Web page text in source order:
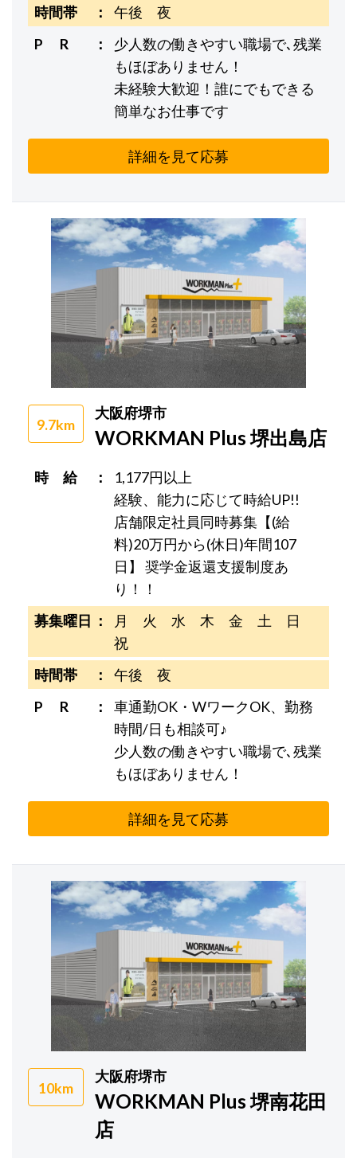
時間帯
午後 夜
P R
少人数の働きやすい職場で､残業
もほぼありません！
未経験大歓迎！誰にでもできる
簡単なお仕事です
詳細を見て応募
9.7km
大阪府堺市
WORKMAN Plus 堺出島店
時 給
1,177円以上
経験、能力に応じて時給UP!!
店舗限定社員同時募集【(給
料)20万円から(休日)年間107
日】 奨学金返還支援制度あ
り！！
募集曜日
月 火 水 木 金 土 日
祝
時間帯
午後 夜
P R
車通勤OK・WワークOK、勤務
時間/日も相談可♪
少人数の働きやすい職場で､残業
もほぼありません！
詳細を見て応募
10km
大阪府堺市
WORKMAN Plus 堺南花田
店